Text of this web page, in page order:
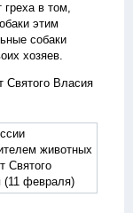
в том,
этим
собаки
хозяев.
Святого Власия